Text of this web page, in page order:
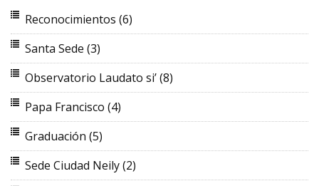
Reconocimientos (6)
Santa Sede (3)
Observatorio Laudato si’(8)
Papa Francisco (4)
Graduación (5)
Sede Ciudad Neily(2)